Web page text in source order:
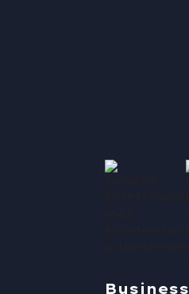
Business